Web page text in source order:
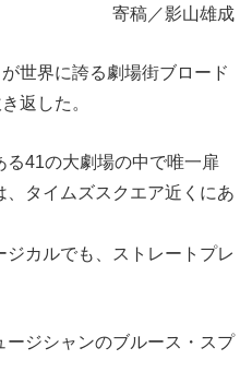
寄稿／影山雄成
世界に誇る劇場街ブロード
返した。
る41の大劇場の中で唯一扉
タイムズスクエア近くにあ
カルでも、ストレートプレ
ージシャンのブルース・スプ